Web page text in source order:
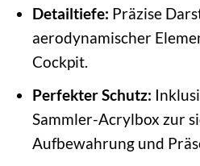
Detailtiefe: Präzise
aerodynamischer
Cockpit.
Perfekter Schutz:
Sammler-Acrylbox zur
Aufbewahrung und